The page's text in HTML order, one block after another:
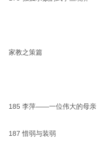
家教之策篇
185 李萍——一位伟大的母亲
187 惜弱与装弱